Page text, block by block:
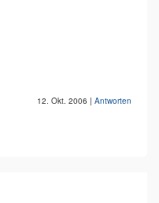
12. Okt. 2006 | Antworten